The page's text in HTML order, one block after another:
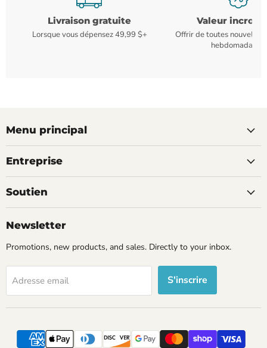
Livraison gratuite
Lorsque vous dépensez 49,99 $+
Valeur
Offrir de toutes nouvelles
hebdomadaires
Menu principal
Entreprise
Soutien
Newsletter
Promotions, new products, and sales. Directly to your inbox.
Adresse email S'inscrire